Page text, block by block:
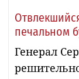
печальном
Генерал